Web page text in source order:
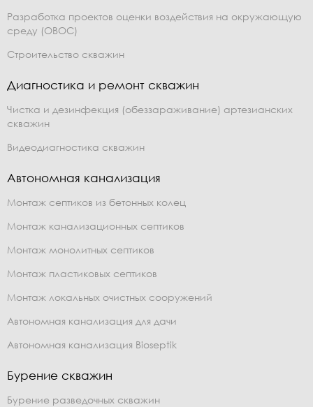
Разработка проектов оценки воздействия на окружающую
среду (ОВОС)
Строительство скважин
Диагностика и ремонт скважин
Чистка и дезинфекция (обеззараживание) артезианских
скважин
Видеодиагностика скважин
Автономная канализация
Монтаж септиков из бетонных колец
Монтаж канализационных септиков
Монтаж монолитных септиков
Монтаж пластиковых септиков
Монтаж локальных очистных сооружений
Автономная канализация для дачи
Автономная канализация Bioseptik
Бурение скважин
Бурение разведочных скважин